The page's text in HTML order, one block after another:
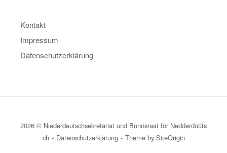
Kontakt
Impressum
Datenschutzerklärung
2026 © Niederdeutschsekretariat und Bunnsraat för Nedderdüüts
ch
Datenschutzerklärung Theme by SiteOrigin